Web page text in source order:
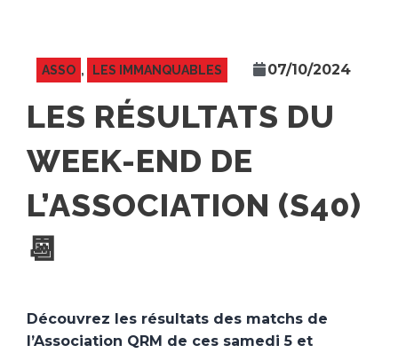
ASSO , LES IMMANQUABLES 07/10/2024
LES RÉSULTATS DU
WEEK-END DE
L’ASSOCIATION (S40)
📆
Découvrez les résultats des matchs de
l’Association QRM de ces samedi 5 et